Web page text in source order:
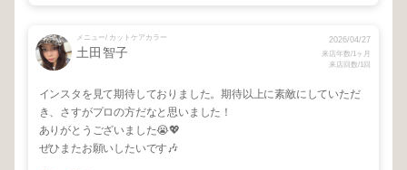
メニュー/ カットケアカラー
土田智子
2026/04/27
来店年数/1ヶ月
来店回数/1回
インスタを見て期待しておりました。期待以上に素敵にしていただ
き、さすがプロの方だなと思いました！
ありがとうございました😭💖
ぜひまたお願いしたいです🎶